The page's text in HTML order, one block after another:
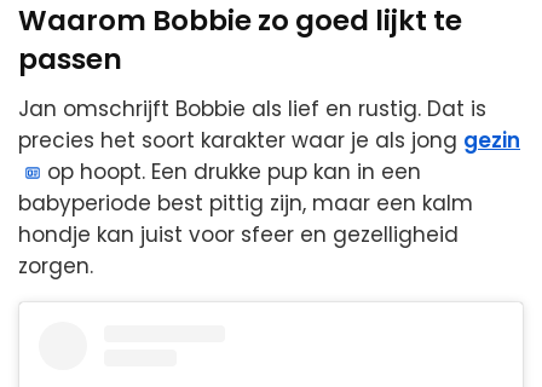
Waarom Bobbie zo goed lijkt te
passen
Jan omschrijft Bobbie als lief en rustig. Dat is
precies het soort karakter waar je als jong gezin
op hoopt. Een drukke pup kan in een
babyperiode best pittig zijn, maar een kalm
hondje kan juist voor sfeer en gezelligheid
zorgen.